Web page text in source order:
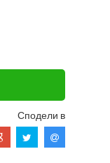
Сподели в